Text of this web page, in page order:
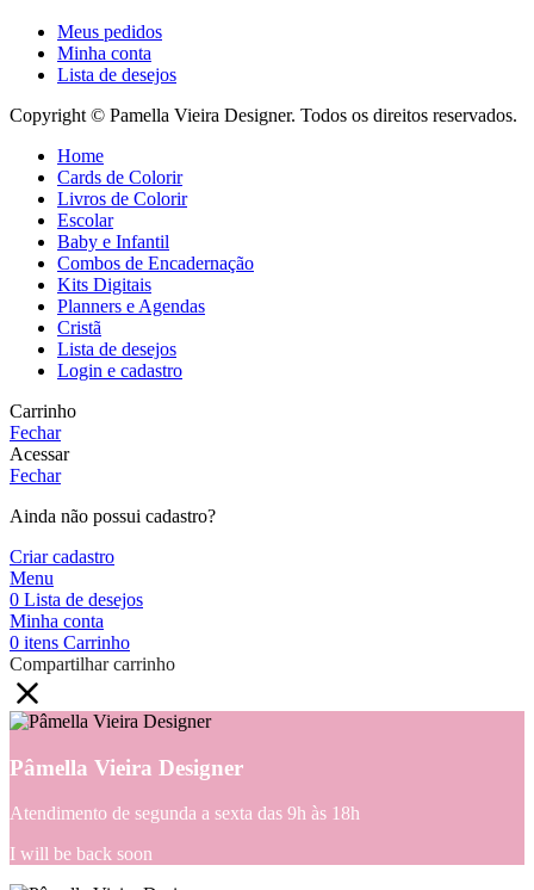
Meus pedidos
Minha conta
Lista de desejos
Copyright © Pamella Vieira Designer. Todos os direitos reservados.
Home
Cards de Colorir
Livros de Colorir
Escolar
Baby e Infantil
Combos de Encadernação
Kits Digitais
Planners e Agendas
Cristã
Lista de desejos
Login e cadastro
Carrinho
Fechar
Acessar
Fechar
Ainda não possui cadastro?
Criar cadastro
Menu
0 Lista de desejos
Minha conta
0 itens Carrinho
Compartilhar carrinho
Pâmella Vieira Designer
Atendimento de segunda a sexta das 9h às 18h
I will be back soon